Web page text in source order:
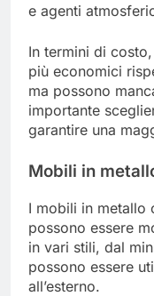
e agenti
In termini di
più economici
ma possono
importante
garantire una
Mobili in
I mobili in metallo
possono essere
in vari stili, dal
possono essere
all’esterno.